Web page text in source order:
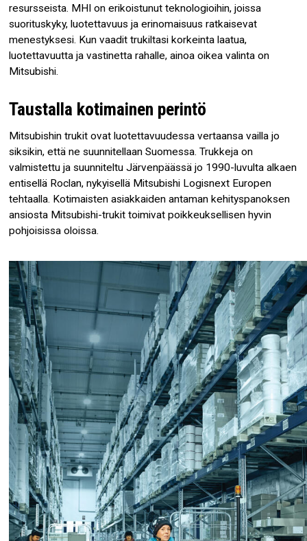
resursseista. MHI on erikoistunut teknologioihin, joissa
suorituskyky, luotettavuus ja erinomaisuus ratkaisevat
menestyksesi. Kun vaadit trukiltasi korkeinta laatua,
luotettavuutta ja vastinetta rahalle, ainoa oikea valinta on
Mitsubishi.
Taustalla kotimainen perintö
Mitsubishin trukit ovat luotettavuudessa vertaansa vailla jo
siksikin, että ne suunnitellaan Suomessa. Trukkeja on
valmistettu ja suunniteltu Järvenpäässä jo 1990-luvulta alkaen
entisellä Roclan, nykyisellä Mitsubishi Logisnext Europen
tehtaalla. Kotimaisten asiakkaiden antaman kehityspanoksen
ansiosta Mitsubishi-trukit toimivat poikkeuksellisen hyvin
pohjoisissa oloissa.